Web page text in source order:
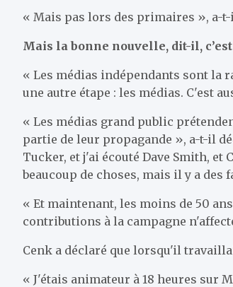
« Mais pas lors des primaires », a-
Mais la bonne nouvelle, dit-il,
« Les médias indépendants sont la
une autre étape : les médias. C'est
« Les médias grand public
partie de leur propagande », a-t-il
Tucker, et j'ai écouté Dave Smith,
beaucoup de choses, mais il y a des
« Et maintenant, les moins de 50
contributions à la campagne
Cenk a déclaré que lorsqu'il
« J'étais animateur à 18 heures sur